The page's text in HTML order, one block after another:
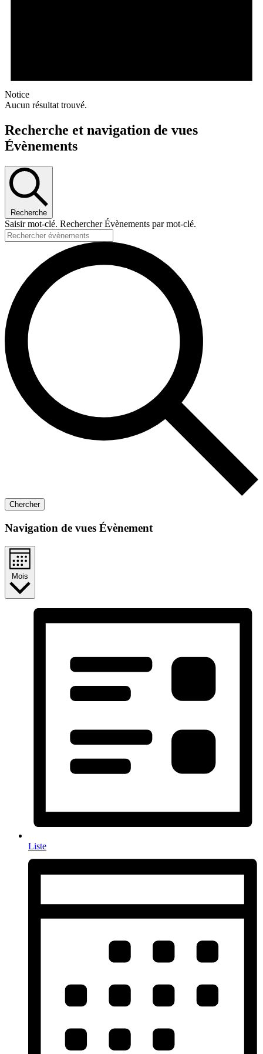
Notice
Aucun résultat trouvé.
Recherche et navigation de vues
Évènements
Recherche
Saisir mot-clé. Rechercher Évènements par mot-clé.
Chercher
Navigation de vues Évènement
Mois
Liste